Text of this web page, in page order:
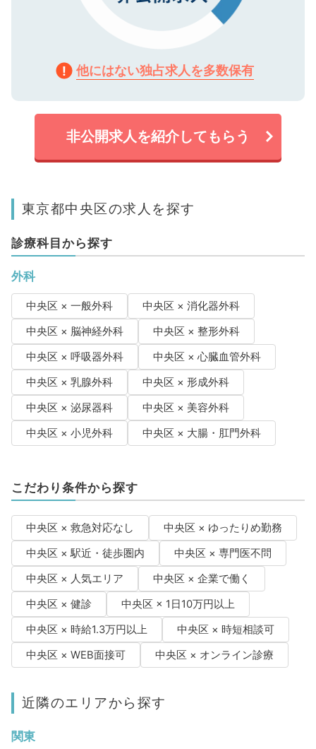
他にはない独占求人を多数保有
非公開求人を紹介してもらう
東京都中央区の求人を探す
診療科目から探す
外科
中央区 × 一般外科
中央区 × 消化器外科
中央区 × 脳神経外科
中央区 × 整形外科
中央区 × 呼吸器外科
中央区 × 心臓血管外科
中央区 × 乳腺外科
中央区 × 形成外科
中央区 × 泌尿器科
中央区 × 美容外科
中央区 × 小児外科
中央区 × 大腸・肛門外科
こだわり条件から探す
中央区 × 救急対応なし
中央区 × ゆったりめ勤務
中央区 × 駅近・徒歩圏内
中央区 × 専門医不問
中央区 × 人気エリア
中央区 × 企業で働く
中央区 × 健診
中央区 × 1日10万円以上
中央区 × 時給1.3万円以上
中央区 × 時短相談可
中央区 × WEB面接可
中央区 × オンライン診療
近隣のエリアから探す
関東